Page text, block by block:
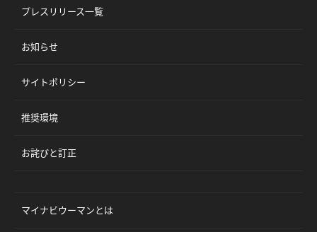
プレスリリース一覧
お知らせ
サイトポリシー
推奨環境
お詫びと訂正
マイナビウーマンとは